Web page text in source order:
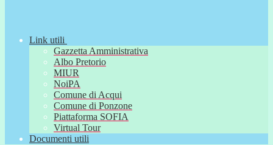
Link utili
Gazzetta Amministrativa
Albo Pretorio
MIUR
NoiPA
Comune di Acqui
Comune di Ponzone
Piattaforma SOFIA
Virtual Tour
Documenti utili